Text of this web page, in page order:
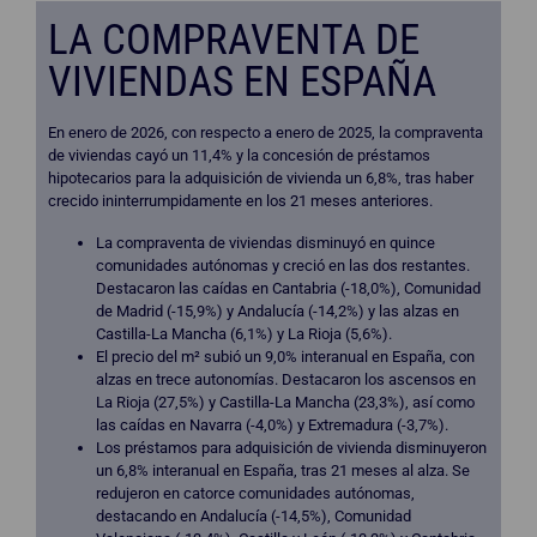
LA COMPRAVENTA DE
VIVIENDAS EN ESPAÑA
En enero de 2026, con respecto a enero de 2025, la compraventa
de viviendas cayó un 11,4% y la concesión de préstamos
hipotecarios para la adquisición de vivienda un 6,8%, tras haber
crecido ininterrumpidamente en los 21 meses anteriores.
La compraventa de viviendas disminuyó en quince
comunidades autónomas y creció en las dos restantes.
Destacaron las caídas en Cantabria (-18,0%), Comunidad
de Madrid (-15,9%) y Andalucía (-14,2%) y las alzas en
Castilla-La Mancha (6,1%) y La Rioja (5,6%).
El precio del m² subió un 9,0% interanual en España, con
alzas en trece autonomías. Destacaron los ascensos en
La Rioja (27,5%) y Castilla-La Mancha (23,3%), así como
las caídas en Navarra (-4,0%) y Extremadura (-3,7%).
Los préstamos para adquisición de vivienda disminuyeron
un 6,8% interanual en España, tras 21 meses al alza. Se
redujeron en catorce comunidades autónomas,
destacando en Andalucía (-14,5%), Comunidad